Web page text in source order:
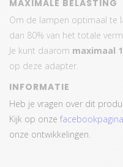
MAXIMALE BELASTING
Om de lampen optimaal te
dan 80% van het totale
Je kunt daarom maximaal
op deze adapter.
INFORMATIE
Heb je vragen over dit
Kijk op onze facebookpagina
onze ontwikkelingen.